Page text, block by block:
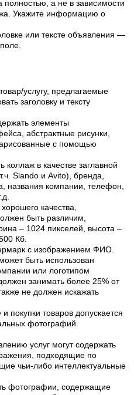
полностью, а не в зависимости
Укажите информацию о
или тексте объявления —
услугу, предлагаемые
заголовку и тексту
элементы
абстрактные рисунки,
с помощью
в качестве заглавной
Slando и Avito), бренда,
названия компании, телефон,
качества,
быть различим,
– 1024 пикселей, высота –
Кб.
с изображением ФИО.
быть использован
или логотипом
занимать более 25% от
не должен искажать
покупки товаров допускается
фотографий
услуг могут содержать
подходящие по
чьи-либо интеллектуальные
фотографии, содержащие